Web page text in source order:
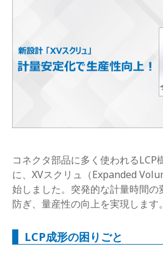
コネクタ部品に多く使われるLCP
に、XVスクリュ（Expanded
始しました。突発的な計量時間の
防ぎ、量産性の向上を実現しま
LCP成形の困りごと